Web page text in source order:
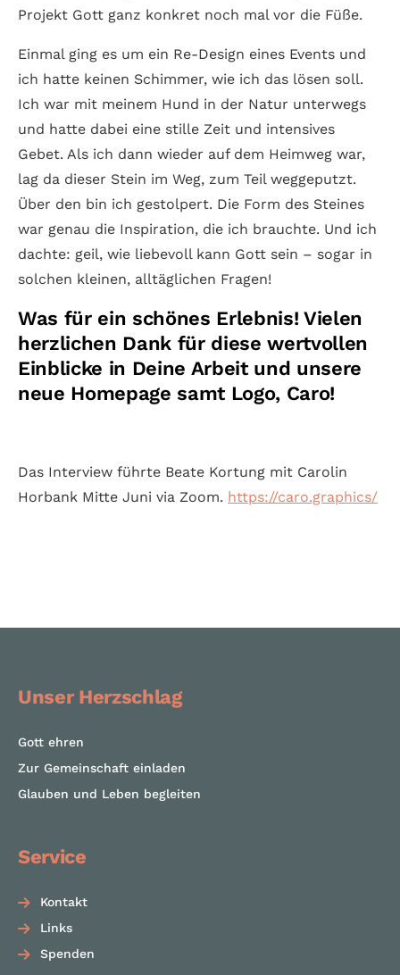
Projekt Gott ganz konkret noch mal vor die Füße.
Einmal ging es um ein Re-Design eines Events und
ich hatte keinen Schimmer, wie ich das lösen soll.
Ich war mit meinem Hund in der Natur unterwegs
und hatte dabei eine stille Zeit und intensives
Gebet. Als ich dann wieder auf dem Heimweg war,
lag da dieser Stein im Weg, zum Teil weggeputzt.
Über den bin ich gestolpert. Die Form des Steines
war genau die Inspiration, die ich brauchte. Und ich
dachte: geil, wie liebevoll kann Gott sein – sogar in
solchen kleinen, alltäglichen Fragen!
Was für ein schönes Erlebnis! Vielen
herzlichen Dank für diese wertvollen
Einblicke in Deine Arbeit und unsere
neue Homepage samt Logo, Caro!
Das Interview führte Beate Kortung mit Carolin
Horbank Mitte Juni via Zoom. https://caro.graphics/
Unser Herzschlag
Gott ehren
Zur Gemeinschaft einladen
Glauben und Leben begleiten
Service
Kontakt
Links
Spenden